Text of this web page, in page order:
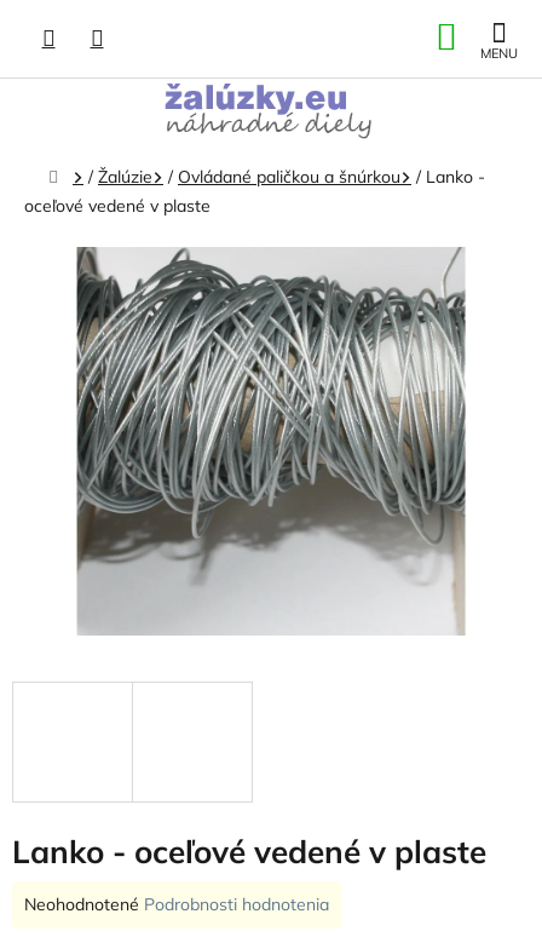
obsah
KOŠÍK
Domov
/ Žalúzie / Ovládané paličkou a šnúrkou / Lanko -
oceľové vedené v plaste
Lanko - oceľové vedené v plaste
Priemerné
Neohodnotené Podrobnosti hodnotenia